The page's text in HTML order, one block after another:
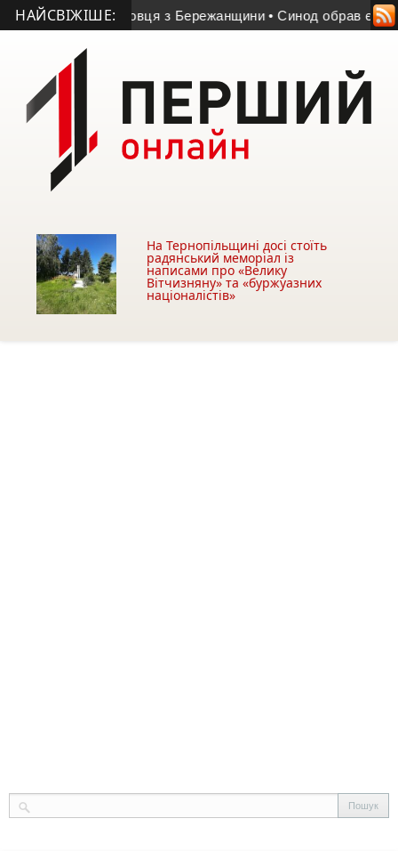
НАЙСВІЖІШЕ:з Бережанщини • Синод обрав єпископа для
На Тернопільщині досі стоїть
радянський меморіал із
написами про «Велику
Вітчизняну» та «буржуазних
націоналістів»